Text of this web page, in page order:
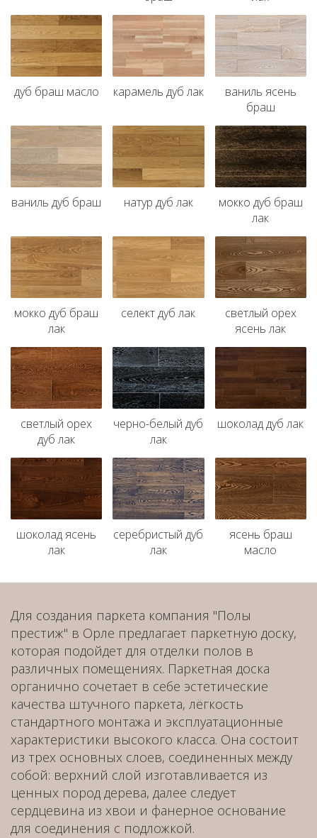
дуб браш масло карамель дуб лак
ваниль ясень
браш
ваниль дуб браш натур дуб лак
мокко дуб браш
лак
мокко дуб браш
лак
селект дуб лак
светлый орех
ясень лак
cветлый орех
дуб лак
черно-белый дуб
лак
шоколад дуб лак
шоколад ясень
лак
серебристый дуб
лак
ясень браш
масло
Для создания паркета компания "Полы
престиж" в Орле предлагает паркетную доску,
которая подойдет для отделки полов в
различных помещениях. Паркетная доска
органично сочетает в себе эстетические
качества штучного паркета, лёгкость
стандартного монтажа и эксплуатационные
характеристики высокого класса. Она состоит
из трех основных слоев, соединенных между
собой: верхний слой изготавливается из
ценных пород дерева, далее следует
сердцевина из хвои и фанерное основание
для соединения с подложкой.